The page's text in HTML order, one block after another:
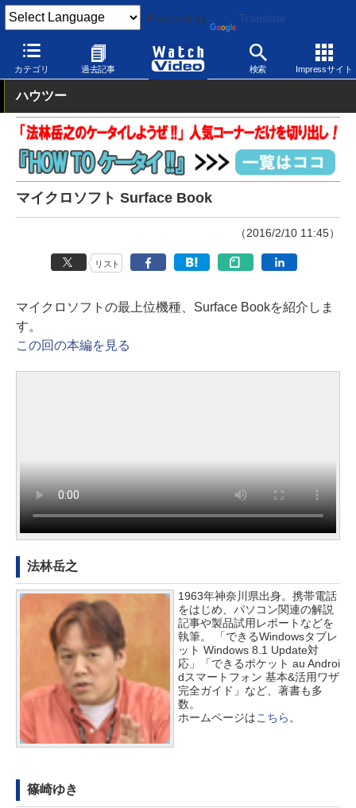
Powered by Translate
カテゴリ 過去記事 検索 Impressサイト
Watch Video パソコン メーカーパソコン
ハウツー
マイクロソフト Surface Book
（2016/2/10 11:45）
リスト
マイクロソフトの最上位機種、Surface Bookを紹介しま
す。
この回の本編を見る
法林岳之
1963年神奈川県出身。携帯電話
をはじめ、パソコン関連の解説
記事や製品試用レポートなどを
執筆。 「できるWindowsタブレ
ット Windows 8.1 Update対
応」「できるポケット au Androi
dスマートフォン 基本&活用ワザ
完全ガイド」など、著書も多
数。
ホームページはこちら 。
篠崎ゆき